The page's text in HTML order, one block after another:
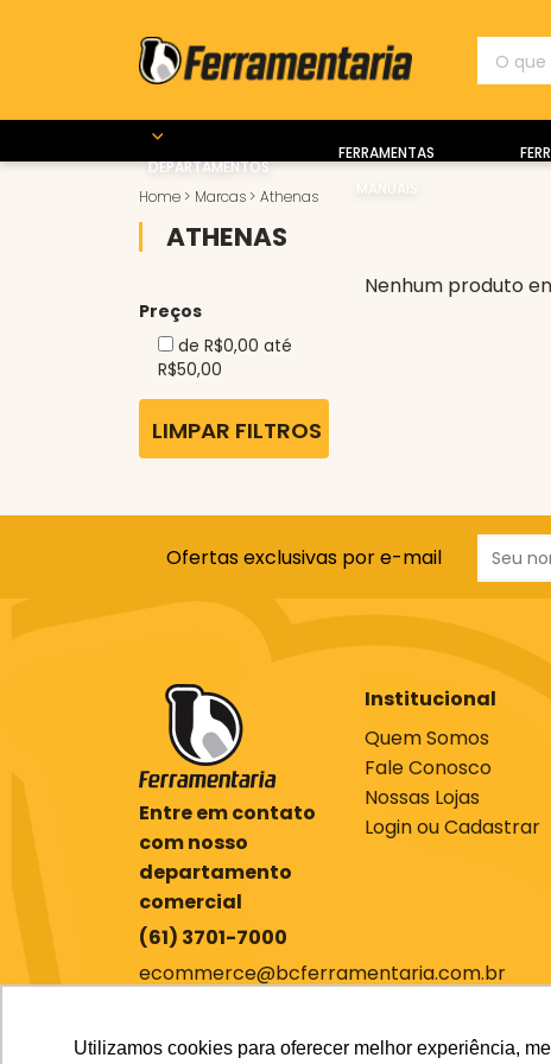
Utilizamos cookies para oferecer melhor experiência,
DEPARTAMENTOS
FERRAMENTAS
MANUAIS
Home > Marcas > Athenas
ATHENAS
Preços
de R$0,00 até
R$50,00
LIMPAR FILTROS
Nenhum produto
Ofertas exclusivas por e-mail
Entre em contato
com nosso
departamento
comercial
(61) 3701-7000
ecommerce@bcferramentaria.com.br
Institucional
Quem Somos
Fale Conosco
Nossas Lojas
Login ou Cadastrar